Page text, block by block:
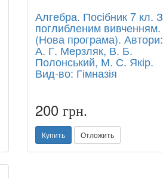
Алгебра. Посібник 7 кл. З
поглибленим вивченням.
(Нова програма). Автори:
А. Г. Мерзляк, В. Б.
Полонський, М. С. Якір.
Вид-во: Гімназія
200грн.
Купить Отложить